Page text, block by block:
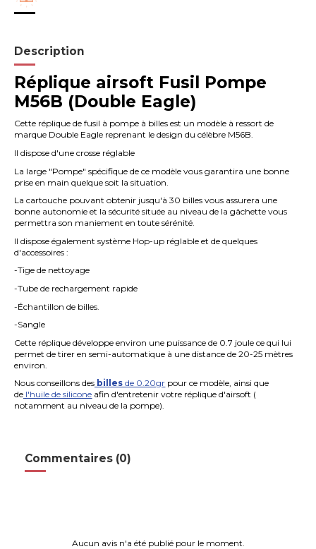
Description
Réplique airsoft Fusil Pompe
M56B (Double Eagle)
Cette réplique de fusil à pompe à billes est un modèle à ressort de
marque Double Eagle reprenant le design du célèbre M56B.
Il dispose d'une crosse réglable
La large "Pompe" spécifique de ce modèle vous garantira une bonne
prise en main quelque soit la situation.
La cartouche pouvant obtenir jusqu'à 30 billes vous assurera une
bonne autonomie et la sécurité située au niveau de la gâchette vous
permettra son maniement en toute sérénité.
Il dispose également système Hop-up réglable et de quelques
d'accessoires :
-Tige de nettoyage
-Tube de rechargement rapide
-Échantillon de billes.
-Sangle
Cette réplique développe environ une puissance de 0.7 joule ce qui lui
permet de tirer en semi-automatique à une distance de 20-25 mètres
environ.
Nous conseillons des billes de 0.20gr pour ce modèle, ainsi que
de l'huile de silicone afin d'entretenir votre réplique d'airsoft (
notamment au niveau de la pompe).
Commentaires (0)
Aucun avis n'a été publié pour le moment.